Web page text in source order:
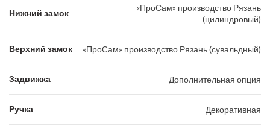
Нижний замок
«ПроСам» производство Рязань
(цилиндровый)
Верхний замок «ПроСам» производство Рязань (сувальдный)
Задвижка Дополнительная опция
Ручка Декоративная